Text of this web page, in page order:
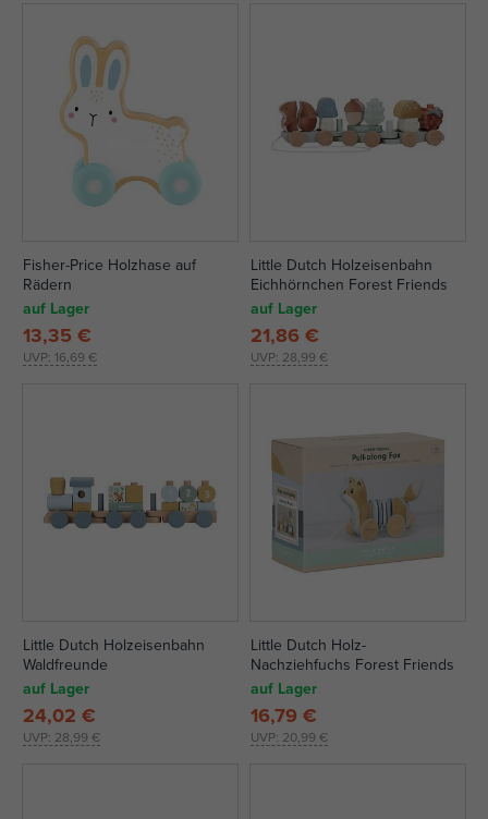
Fisher-Price Holzhase auf
Rädern
auf Lager
UVP: 16,69 €
13,35 €
Little Dutch Holzeisenbahn
Eichhörnchen Forest Friends
auf Lager
UVP: 28,99 €
21,86 €
Little Dutch Holzeisenbahn
Waldfreunde
auf Lager
UVP: 28,99 €
24,02 €
Little Dutch Holz-
Nachziehfuchs Forest Friends
auf Lager
UVP: 20,99 €
16,79 €